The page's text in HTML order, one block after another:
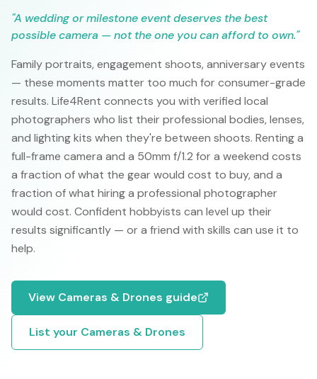
"A wedding or milestone event deserves the best
possible camera — not the one you can afford to own."
Family portraits, engagement shoots, anniversary events
— these moments matter too much for consumer-grade
results. Life4Rent connects you with verified local
photographers who list their professional bodies, lenses,
and lighting kits when they're between shoots. Renting a
full-frame camera and a 50mm f/1.2 for a weekend costs
a fraction of what the gear would cost to buy, and a
fraction of what hiring a professional photographer
would cost. Confident hobbyists can level up their
results significantly — or a friend with skills can use it to
help.
View Cameras & Drones guide
List your Cameras & Drones